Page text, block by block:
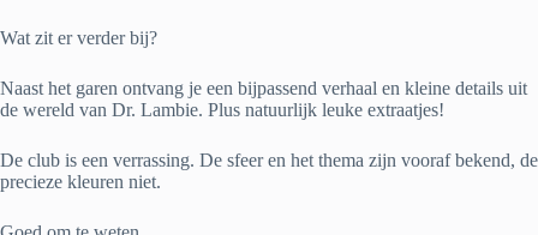
Wat zit er verder bij?
Naast het garen ontvang je een bijpassend verhaal en kleine details uit
de wereld van Dr. Lambie. Plus natuurlijk leuke extraatjes!
De club is een verrassing. De sfeer en het thema zijn vooraf bekend, de
precieze kleuren niet.